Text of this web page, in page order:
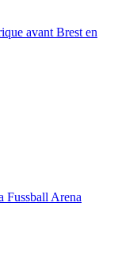
avant Brest en
Fussball Arena